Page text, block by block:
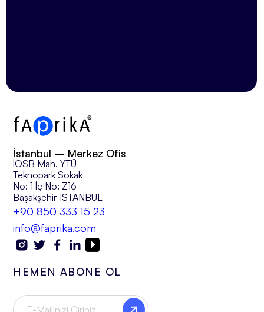
İstanbul – Merkez Ofis
İOSB Mah. YTÜ
Teknopark Sokak
No: 1 İç No: Z16
Başakşehir-İSTANBUL
+90 850 333 15 23
info@faprika.com
HEMEN ABONE OL